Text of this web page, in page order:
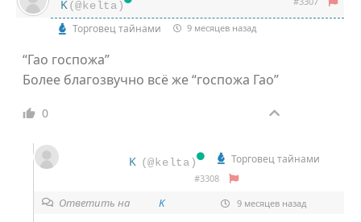
K(@kelta)
Торговец тайнами 9 месяцев назад
“Гао госпожа”
Более благозвучно всё же “госпожа Гао”
0
K (@kelta) Торговец тайнами
#3308
Ответить на K 9 месяцев назад